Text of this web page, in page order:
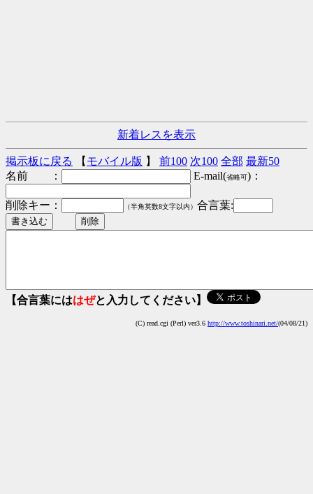
新着レスを表示
掲示板に戻る 【 モバイル版 】 前100 次100 全部 最新50
名前 ：
E-mail(省略可)：
削除キー： （半角英数8文字以内） 合言葉:
【合言葉にははぜと入力してください】
(C) read.cgi (Perl) ver3.6 http://www.toshinari.net/(04/08/21)